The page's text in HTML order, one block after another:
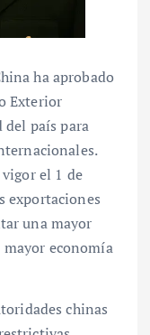
ha aprobado
Exterior
del país para
el 1 de
exportaciones
una mayor
economía
chinas